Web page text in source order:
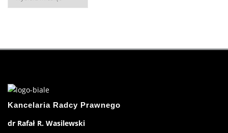
Kancelaria Radcy Prawnego
dr Rafał R. Wasilewski